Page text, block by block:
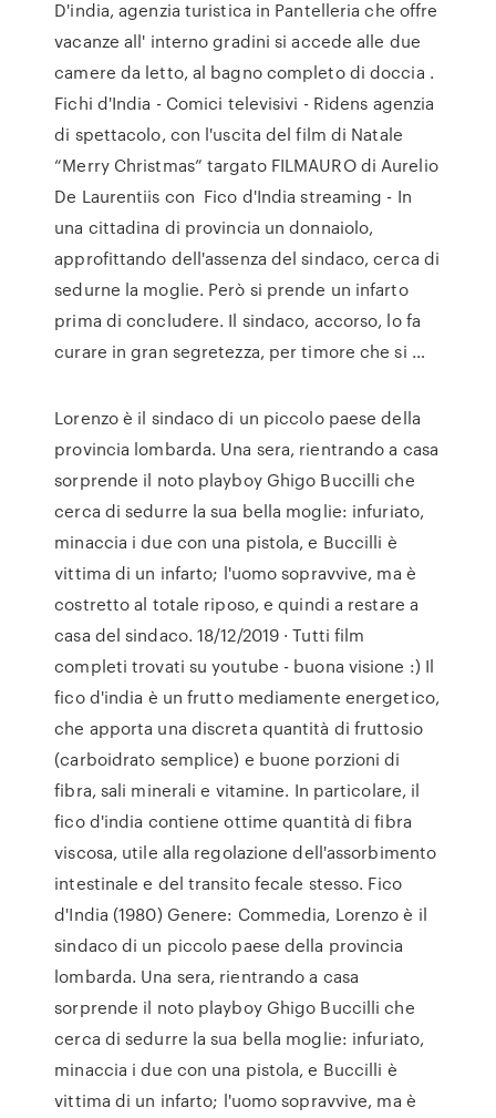
D'india, agenzia turistica in Pantelleria che offre
vacanze all' interno gradini si accede alle due
camere da letto, al bagno completo di doccia .
Fichi d'India - Comici televisivi - Ridens agenzia
di spettacolo, con l'uscita del film di Natale
“Merry Christmas” targato FILMAURO di Aurelio
De Laurentiis con Fico d'India streaming - In
una cittadina di provincia un donnaiolo,
approfittando dell'assenza del sindaco, cerca di
sedurne la moglie. Però si prende un infarto
prima di concludere. Il sindaco, accorso, lo fa
curare in gran segretezza, per timore che si …
Lorenzo è il sindaco di un piccolo paese della
provincia lombarda. Una sera, rientrando a casa
sorprende il noto playboy Ghigo Buccilli che
cerca di sedurre la sua bella moglie: infuriato,
minaccia i due con una pistola, e Buccilli è
vittima di un infarto; l'uomo sopravvive, ma è
costretto al totale riposo, e quindi a restare a
casa del sindaco. 18/12/2019 · Tutti film
completi trovati su youtube - buona visione :) Il
fico d'india è un frutto mediamente energetico,
che apporta una discreta quantità di fruttosio
(carboidrato semplice) e buone porzioni di
fibra, sali minerali e vitamine. In particolare, il
fico d'india contiene ottime quantità di fibra
viscosa, utile alla regolazione dell'assorbimento
intestinale e del transito fecale stesso. Fico
d'India (1980) Genere: Commedia, Lorenzo è il
sindaco di un piccolo paese della provincia
lombarda. Una sera, rientrando a casa
sorprende il noto playboy Ghigo Buccilli che
cerca di sedurre la sua bella moglie: infuriato,
minaccia i due con una pistola, e Buccilli è
vittima di un infarto; l'uomo sopravvive, ma è